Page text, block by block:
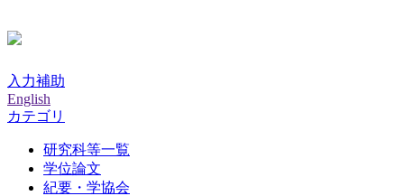
入力補助
English
カテゴリ
研究科等一覧
学位論文
紀要・学協会